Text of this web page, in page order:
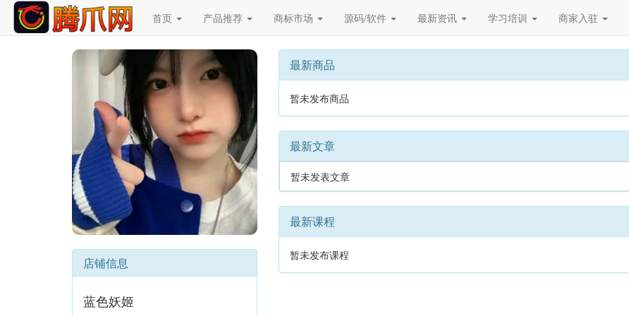
首页 产品推荐 商标市场 源码/软件 最新资讯 学习培训 商家入驻
Previous
店铺信息
蓝色妖姬
最新商品
暂未发布商品
最新文章
暂未发表文章
最新课程
暂未发布课程